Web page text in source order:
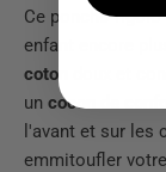
Ce poncho
enfant encore
coton
doux et
un cocon de
l'avant et sur les
emmitoufler